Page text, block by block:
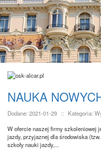
NAUKA
Dodane: 2021-01-29 ::
Kategoria:
W ofercie naszej firmy szkoleniowej
jazdy, przyjaznej dla środowiska
szkoły nauki jazdy,...